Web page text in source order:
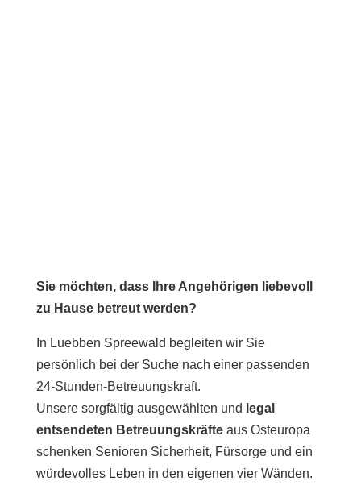
Sie möchten, dass Ihre Angehörigen liebevoll
zu Hause betreut werden?
In Luebben Spreewald begleiten wir Sie
persönlich bei der Suche nach einer passenden
24-Stunden-Betreuungskraft.
Unsere sorgfältig ausgewählten und legal
entsendeten Betreuungskräfteaus Osteuropa
schenken Senioren Sicherheit, Fürsorge und ein
würdevolles Leben in den eigenen vier Wänden.